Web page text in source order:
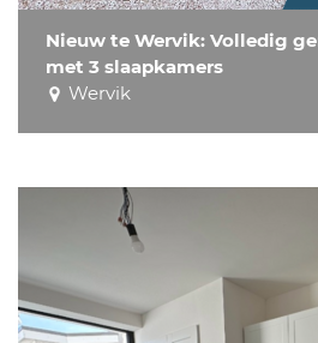
Nieuw te Wervik: Volledig
met 3 slaapkamers
Wervik